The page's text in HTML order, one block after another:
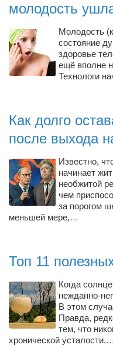
Туризм
Журналисты
Александр
Александр
Музыканты
Звукорежиссёры
Alfom Studio
молодость
Молодость
состояние
здоровье
ещё вполне
Технологи
Как долго
после выхода
Известно,
начинает
необжитой
чем
за порогом
меньшей мере,…
Топ 11
Когда
нежданно-
В этом
Правда,
тем, что
хронической усталости.…